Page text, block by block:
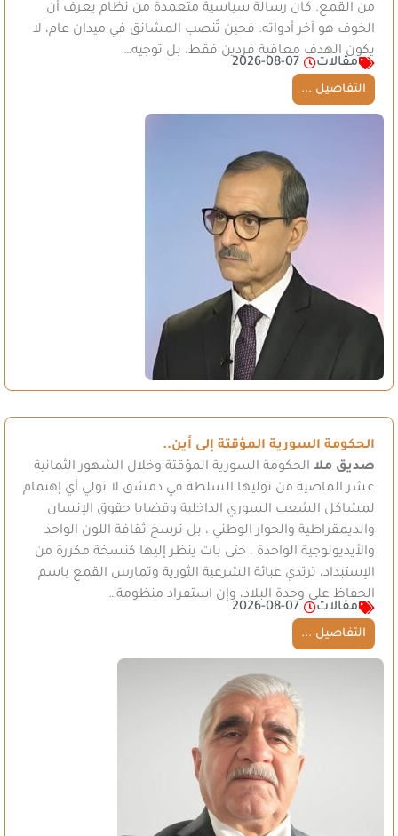
من القمع. كان رسالة سياسية متعمدة من نظام يعرف أن
الخوف هو آخر أدواته. فحين تُنصب المشانق في ميدان عام، لا
يكون الهدف معاقبة فردين فقط، بل توجيه…
مقالات
2026-08-07
التفاصيل ...
الحكومة السورية المؤقتة إلى أين..
صديق ملا الحكومة السورية المؤقتة وخلال الشهور الثمانية
عشر الماضية من توليها السلطة في دمشق لا تولي أي إهتمام
لمشاكل الشعب السوري الداخلية وقضايا حقوق الإنسان
والديمقراطية والحوار الوطني ، بل ترسخ ثقافة اللون الواحد
والأيديولوجية الواحدة ، حتى بات ينظر إليها كنسخة مكررة من
الإستبداد، ترتدي عبائة الشرعية الثورية وتمارس القمع باسم
الحفاظ على وحدة البلاد، وإن استفراد منظومة…
مقالات
2026-08-07
التفاصيل ...